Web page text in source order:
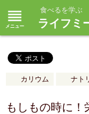
reorder 食べるを学ぶ
ライフミ
カリウム ナト
もしもの時に！